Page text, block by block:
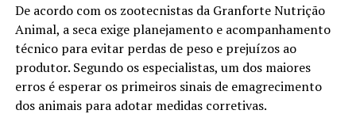
De acordo com os zootecnistas da Granforte Nutrição
Animal, a seca exige planejamento e acompanhamento
técnico para evitar perdas de peso e prejuízos ao
produtor. Segundo os especialistas, um dos maiores
erros é esperar os primeiros sinais de emagrecimento
dos animais para adotar medidas corretivas.